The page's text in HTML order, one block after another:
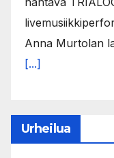
Anna Murtolan
[...]
Urheilua